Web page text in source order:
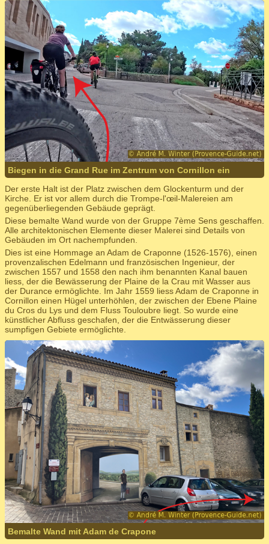
Biegen in die Grand Rue im Zentrum von Cornillon ein
Der erste Halt ist der Platz zwischen dem Glockenturm und der
Kirche. Er ist vor allem durch die Trompe-l'œil-Malereien am
gegenüberliegenden Gebäude geprägt.
Diese bemalte Wand wurde von der Gruppe 7ème Sens geschaffen.
Alle architektonischen Elemente dieser Malerei sind Details von
Gebäuden im Ort nachempfunden.
Dies ist eine Hommage an Adam de Craponne (1526-1576), einen
provenzalischen Edelmann und französischen Ingenieur, der
zwischen 1557 und 1558 den nach ihm benannten Kanal bauen
liess, der die Bewässerung der Plaine de la Crau mit Wasser aus
der Durance ermöglichte. Im Jahr 1559 liess Adam de Craponne in
Cornillon einen Hügel unterhöhlen, der zwischen der Ebene Plaine
du Cros du Lys und dem Fluss Touloubre liegt. So wurde eine
künstlicher Abfluss geschafen, der die Entwässerung dieser
sumpfigen Gebiete ermöglichte.
Bemalte Wand mit Adam de Crapone